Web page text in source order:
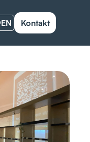
EN Kontakt